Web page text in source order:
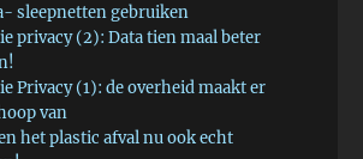
sleepnetten gebruiken
privacy (2): Data tien maal beter
Privacy (1): de overheid maakt er
van
het plastic afval nu ook echt